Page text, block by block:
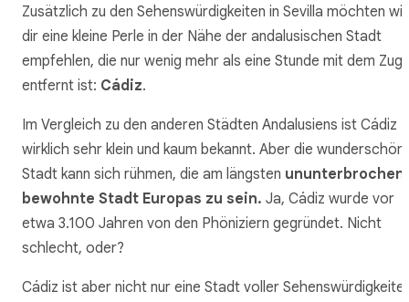
Zusätzlich zu den Sehenswürdigkeiten in Sevilla möchten wir
dir eine kleine Perle in der Nähe der andalusischen Stadt
empfehlen, die nur wenig mehr als eine Stunde mit dem Zug
entfernt ist: Cádiz.
Im Vergleich zu den anderen Städten Andalusiens ist Cádiz
wirklich sehr klein und kaum bekannt. Aber die
Stadt kann sich rühmen, die am längsten ununterbrochen
bewohnte Stadt Europas zu sein. Ja, Cádiz wurde vor
etwa 3.100 Jahren von den Phöniziern gegründet. Nicht
schlecht, oder?
Cádiz ist aber nicht nur eine Stadt voller